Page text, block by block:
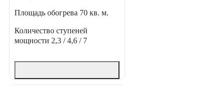
Площадь обогрева 70 кв. м.
Количество ступеней
мощности 2,3 / 4,6 / 7